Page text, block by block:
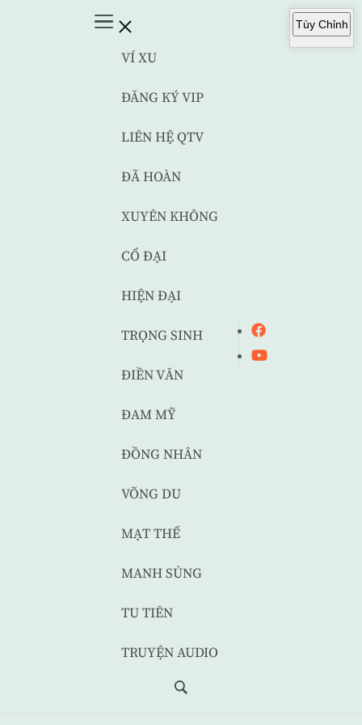
VÍ XU
ĐĂNG KÝ VIP
LIÊN HỆ QTV
ĐÃ HOÀN
XUYÊN KHÔNG
CỔ ĐẠI
HIỆN ĐẠI
TRỌNG SINH
ĐIỀN VĂN
ĐAM MỸ
ĐỒNG NHÂN
VÕNG DU
MẠT THẾ
MANH SỦNG
TU TIÊN
TRUYỆN AUDIO
Tùy Chỉnh